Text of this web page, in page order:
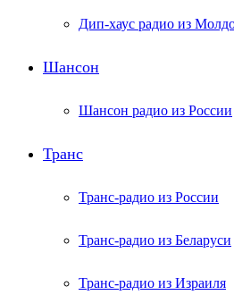
Дип-хаус радио из
Шансон
Шансон радио из России
Транс
Транс-радио из России
Транс-радио из Беларуси
Транс-радио из Израиля